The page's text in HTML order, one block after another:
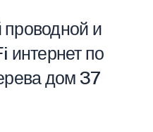
и
интернет по
дом 37